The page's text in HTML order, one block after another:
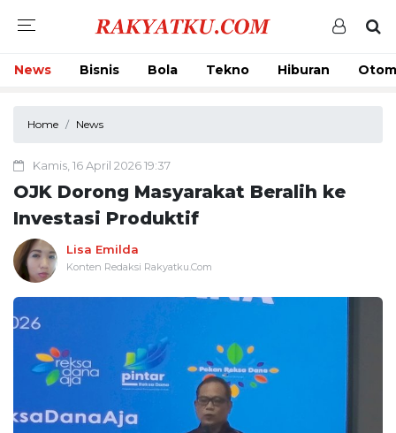
News Bisnis Bola Tekno Hiburan
Home News
Kamis, 16 April 2026 19:37
OJK Dorong Masyarakat Beralih ke
Investasi Produktif
Lisa Emilda
Konten Redaksi Rakyatku.Com